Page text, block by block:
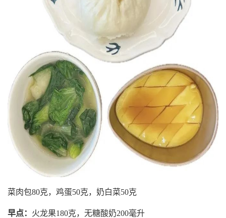
菜肉包80克，鸡蛋50克，奶白菜50克
早点： 火龙果180克，无糖酸奶200毫升